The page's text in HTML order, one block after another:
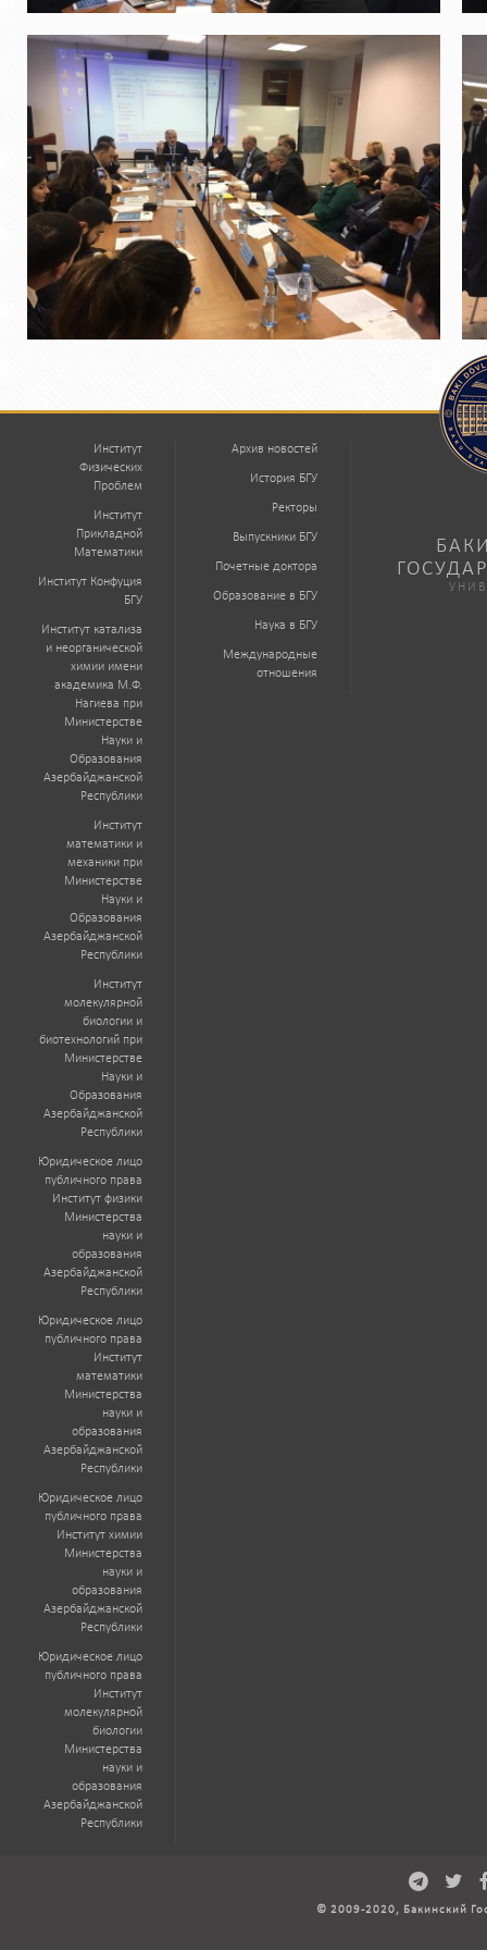
Институт
Физических
Проблем
Институт
Прикладной
Математики
Институт Конфуция
БГУ
Институт катализа
и неорганической
химии имени
академика М.Ф.
Нагиева при
Министерстве
Науки и
Образования
Азербайджанской
Республики
Институт
математики и
механики при
Министерстве
Науки и
Образования
Азербайджанской
Республики
Институт
молекулярной
биологии и
биотехнологий при
Министерстве
Науки и
Образования
Азербайджанской
Республики
Юридическое лицо
публичного права
Институт физики
Министерства
науки и
образования
Азербайджанской
Республики
Юридическое лицо
публичного права
Институт
математики
Министерства
науки и
образования
Азербайджанской
Республики
Юридическое лицо
публичного права
Институт химии
Министерства
науки и
образования
Азербайджанской
Республики
Юридическое лицо
публичного права
Институт
молекулярной
биологии
Министерства
науки и
образования
Азербайджанской
Республики
Архив новостей
История БГУ
Ректоры
Выпускники БГУ
Почетные доктора
Образование в БГУ
Наука в БГУ
Международные
отношения
© 2009-2020, Бакинский